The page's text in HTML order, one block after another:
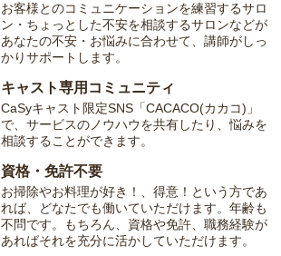
お客様とのコミュニケーションを練習するサロ
ン・ちょっとした不安を相談するサロンなどが
あなたの不安・お悩みに合わせて、講師がしっ
かりサポートします。
キャスト専用コミュニティ
CaSyキャスト限定SNS「CACACO(カカコ)」
で、サービスのノウハウを共有したり、悩みを
相談することができます。
資格・免許不要
お掃除やお料理が好き！、得意！という方であ
れば、どなたでも働いていただけます。年齢も
不問です。もちろん、資格や免許、職務経験が
あればそれを充分に活かしていただけます。